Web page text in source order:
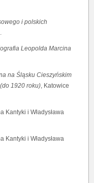
i polskich
Leopolda Marcina
na Śląsku Cieszyńskim
1920 roku), Katowice
Kantyki i Władysława
Kantyki i Władysława